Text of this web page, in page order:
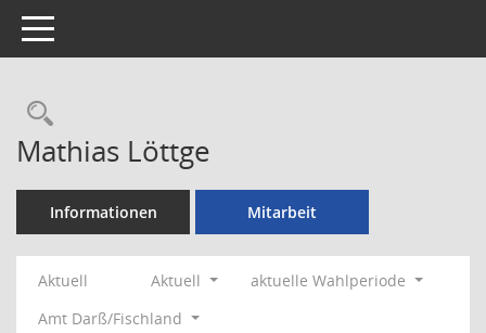
Toggle navigation
Rechercheauswahl
Mathias Löttge
Informationen Mitarbeit
Aktuell Aktuell
aktuelle Wahlperiode
Amt Darß/Fischland